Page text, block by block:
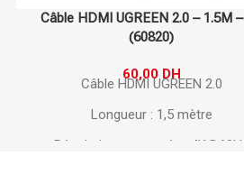
Câble Ethernet UGREEN Flat CAT7 U/
m (11262)
67,00DH 48,00
UGREEN Câble réseau CAT7 Flat.
Vitesse ultra-rapide jusqu’à 10
Réduction des